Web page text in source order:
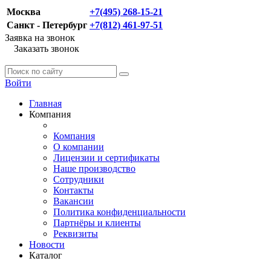
Москва
+7(495) 268-15-21
Санкт - Петербург +7(812) 461-97-51
Заявка на звонок
Заказать звонок
Войти
Главная
Компания
Компания
О компании
Лицензии и сертификаты
Наше производство
Сотрудники
Контакты
Вакансии
Политика конфиденциальности
Партнёры и клиенты
Реквизиты
Новости
Каталог